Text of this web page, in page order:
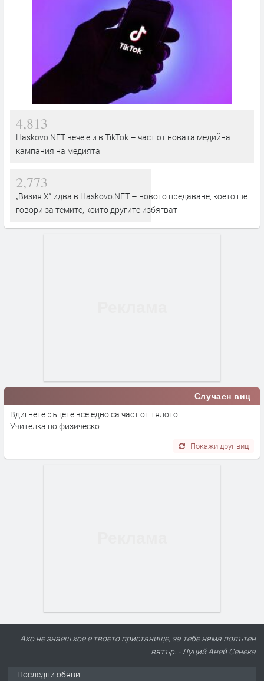
4,813
Haskovo.NET вече е и в TikTok – част от новата медийна
кампания на медията
2,773
„Визия Х“ идва в Haskovo.NET – новото предаване, което ще
говори за темите, които другите избягват
Случаен виц
Вдигнете ръцете все едно са част от тялото!
Учителка по физическо
Покажи друг виц
Ако не знаеш кое е твоето пристанище, за тебе няма попътен
вятър. - Луций Аней Сенека
Последни обяви